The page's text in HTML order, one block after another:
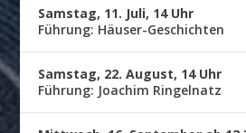
Samstag, 11. Juli, 14 Uhr
Führung: Häuser-Geschichten
Samstag, 22. August, 14 Uhr
Führung: Joachim Ringelnatz